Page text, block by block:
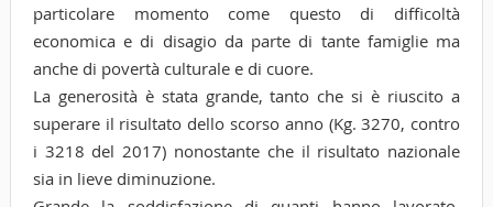
particolare momento come questo di difficoltà
economica e di disagio da parte di tante famiglie ma
anche di povertà culturale e di cuore.
La generosità è stata grande, tanto che si è riuscito a
superare il risultato dello scorso anno (Kg. 3270, contro
i 3218 del 2017) nonostante che il risultato nazionale
sia in lieve diminuzione.